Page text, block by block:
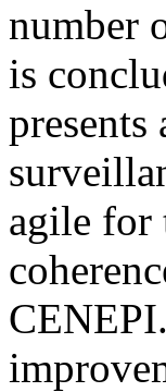
number
is
agile for